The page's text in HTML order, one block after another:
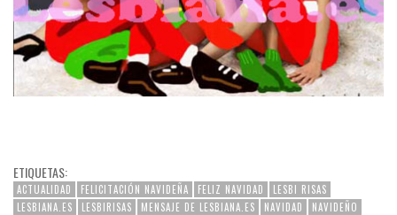
ETIQUETAS:
ACTUALIDAD FELICITACIÓN NAVIDEÑA FELIZ NAVIDAD
LESBI RISAS
LESBIANA.ES
LESBIRISAS MENSAJE DE LESBIANA.ES NAVIDAD
NAVIDEÑO